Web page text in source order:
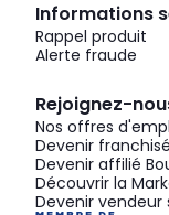
Informations
Rappel produit
Alerte fraude
Rejoignez-
Nos offres
Devenir
Devenir affilié
Découvrir la
Devenir vendeur